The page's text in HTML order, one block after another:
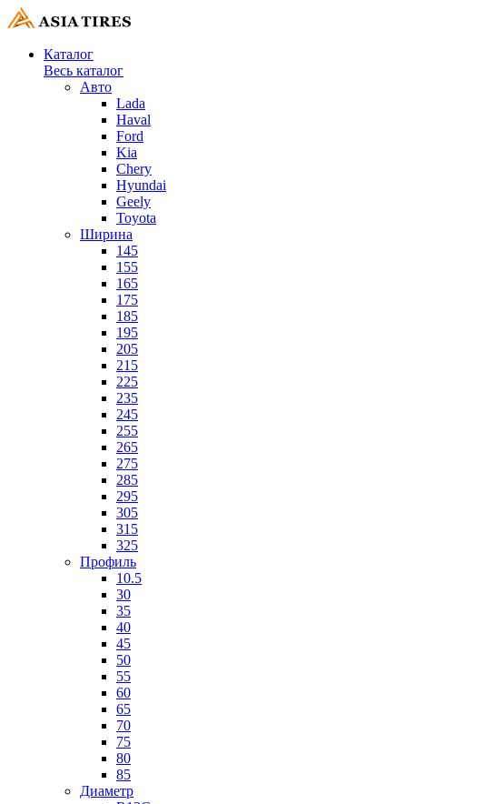
Каталог
Весь каталог
Авто
Lada
Haval
Ford
Kia
Chery
Hyundai
Geely
Toyota
Ширина
145
155
165
175
185
195
205
215
225
235
245
255
265
275
285
295
305
315
325
Профиль
10.5
30
35
40
45
50
55
60
65
70
75
80
85
Диаметр